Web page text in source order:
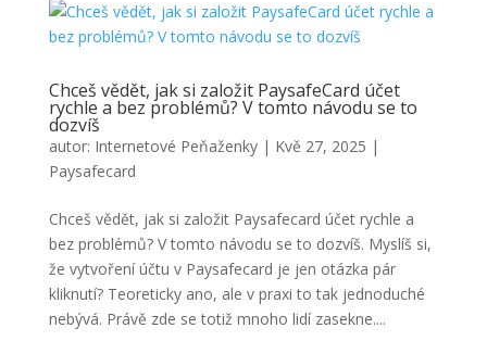
Chceš vědět, jak si založit PaysafeCard účet
rychle a bez problémů? V tomto návodu se to
dozvíš
autor: Internetové Peňaženky| Kvě 27, 2025 |
Paysafecard
Chceš vědět, jak si založit Paysafecard účet rychle a
bez problémů? V tomto návodu se to dozvíš. Myslíš si,
že vytvoření účtu v Paysafecard je jen otázka pár
kliknutí? Teoreticky ano, ale v praxi to tak jednoduché
nebývá. Právě zde se totiž mnoho lidí zasekne....